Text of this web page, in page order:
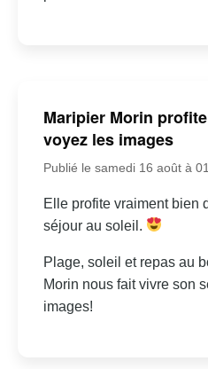
Maripier Morin
voyez les images
Publié le samedi 16 août à
Elle profite vraiment bien
séjour au soleil.
Plage, soleil et repas au
Morin nous fait vivre son
images!